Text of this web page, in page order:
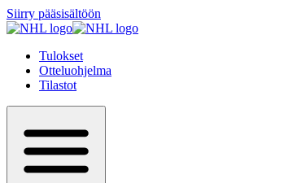
Siirry pääsisältöön
Tulokset
Otteluohjelma
Tilastot